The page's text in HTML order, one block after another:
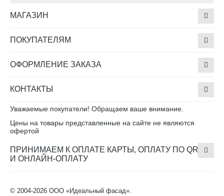
МАГАЗИН
ПОКУПАТЕЛЯМ
ОФОРМЛЕНИЕ ЗАКАЗА
КОНТАКТЫ
Уважаемые покупатели! Обращаем ваше внимание.
Цены на товары представленные на сайте не являются
офертой
ПРИНИМАЕМ К ОПЛАТЕ КАРТЫ, ОПЛАТУ ПО QR
И ОНЛАЙН-ОПЛАТУ
© 2004-2026 ООО «Идеальный фасад».